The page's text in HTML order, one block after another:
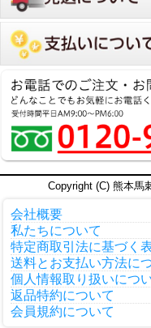
Copyright (C) 熊本馬
会社概要
私たちについて
特定商取引法に基づく
送料とお支払い方法に
個人情報取り扱いにつ
返品特約について
会員規約について